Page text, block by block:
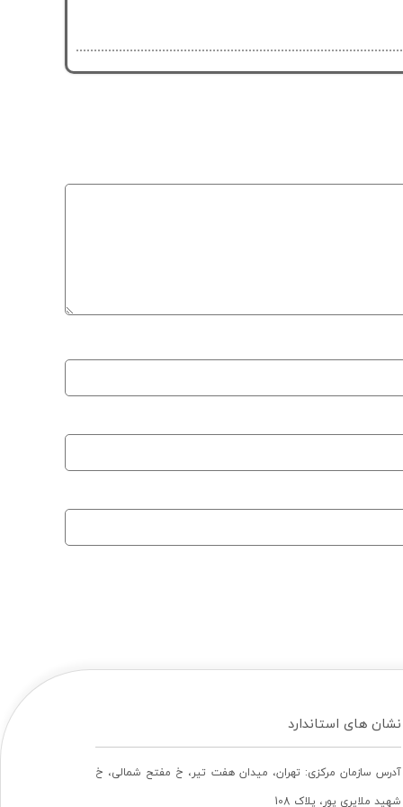
نشان های استاندارد
آدرس سازمان مرکزی: تهران، ميدان هفت تير، خ مفتح شمالی، خ
شهيد ملايری پور، پلاک 108